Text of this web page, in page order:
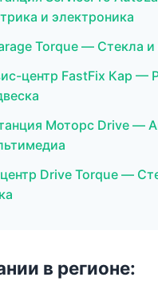
и электроника
Torque — Стекла и
центр FastFix Кар —
Моторс Drive —
Drive Torque —
в регионе: